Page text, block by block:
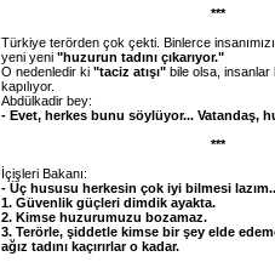
***
Türkiye terörden çok çekti. Binlerce
yeni yeni "huzurun tadını çıkarıyor."
O nedenledir ki "taciz atışı" bile olsa,
kapılıyor.
Abdülkadir bey:
- Evet, herkes bunu söylüyor... Vatandaş,
***
İçişleri Bakanı:
- Üç hususu herkesin çok iyi bilmesi
1. Güvenlik güçleri dimdik ayakta.
2. Kimse huzurumuzu bozamaz.
3. Terörle, şiddetle kimse bir şey elde
ağız tadını kaçırırlar o kadar.